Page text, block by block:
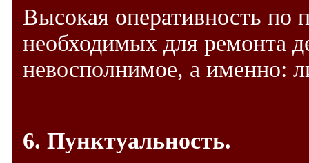
Высокая оперативность по
необходимых для ремонта
невосполнимое, а именно:
6. Пунктуальность.